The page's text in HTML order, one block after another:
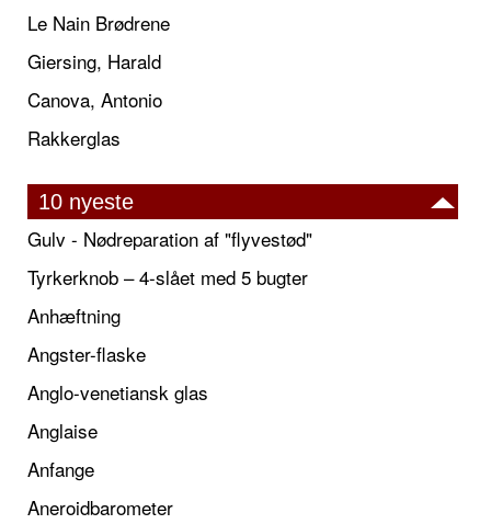
Le Nain Brødrene
Giersing, Harald
Canova, Antonio
Rakkerglas
10 nyeste
Gulv - Nødreparation af "flyvestød"
Tyrkerknob – 4-slået med 5 bugter
Anhæftning
Angster-flaske
Anglo-venetiansk glas
Anglaise
Anfange
Aneroidbarometer